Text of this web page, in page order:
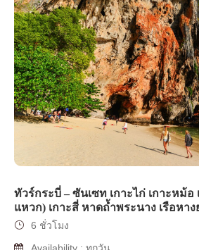
ทัวร์กระบี่ – ซันเซท เกาะไก่ เกาะหม้อ
แหวก) เกาะสี่ หาดถ้ำพระนาง เรือหาง
6 ชั่วโมง
Availability : ทุกวัน